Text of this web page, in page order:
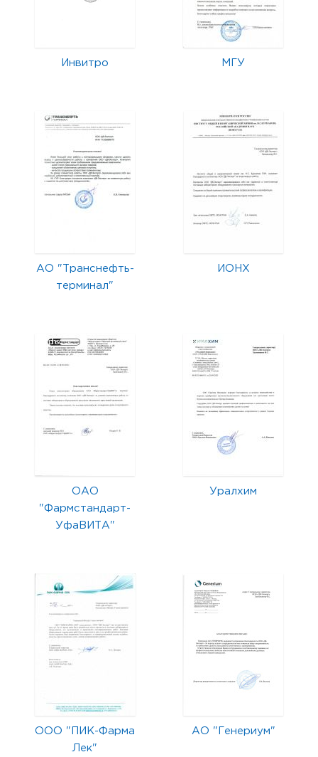
Инвитро МГУ
АО "Транснефть-
терминал"
ИОНХ
ОАО
"Фармстандарт-
УфаВИТА"
Уралхим
ООО "ПИК-Фарма
Лек"
АО "Генериум"